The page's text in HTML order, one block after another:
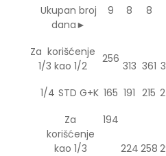
Ukupan broj
dana►
9 8 8
Za korišćenje
1/3 kao 1/2
256
313 361
1/4 STD G+K 165 191 215
Za
korišćenje
kao 1/3
194
224 258